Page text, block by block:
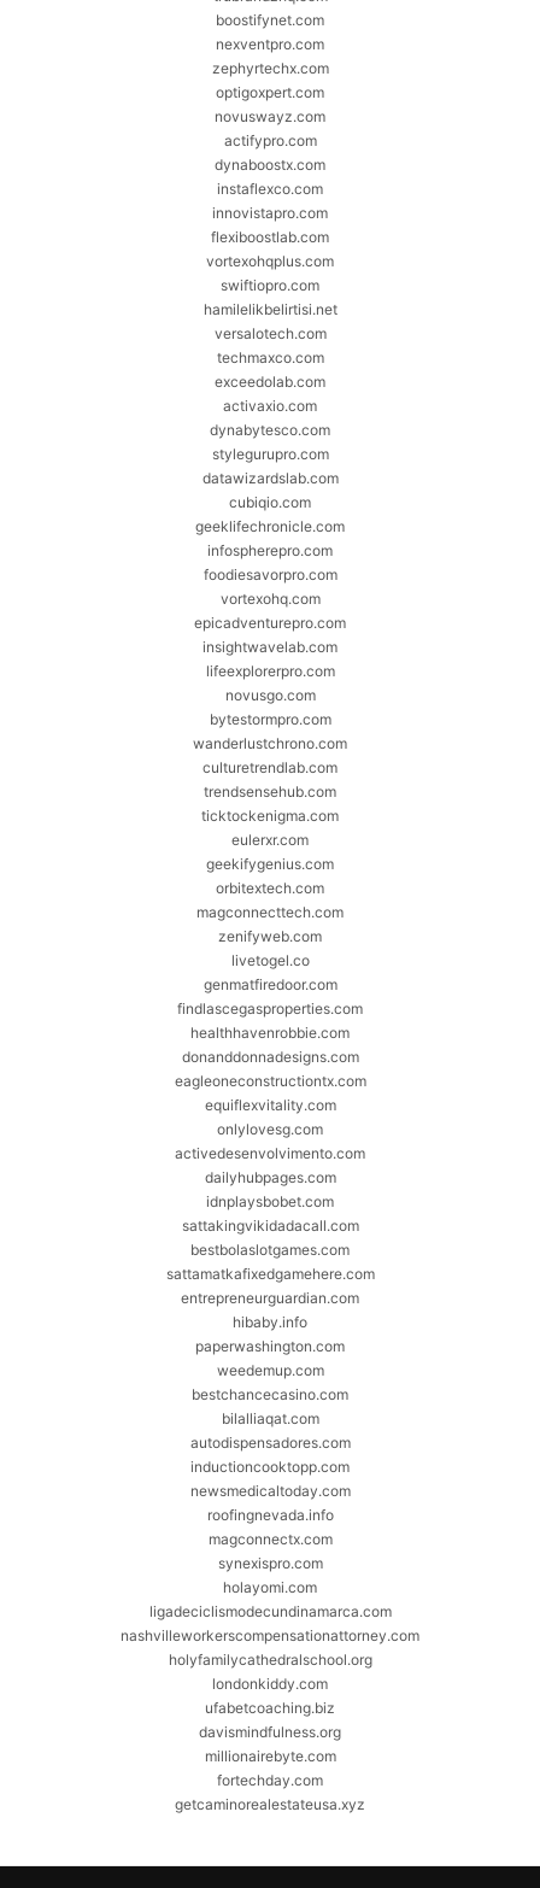
boostifynet.com
nexventpro.com
zephyrtechx.com
optigoxpert.com
novuswayz.com
actifypro.com
dynaboostx.com
instaflexco.com
innovistapro.com
flexiboostlab.com
vortexohqplus.com
swiftiopro.com
hamilelikbelirtisi.net
versalotech.com
techmaxco.com
exceedolab.com
activaxio.com
dynabytesco.com
stylegurupro.com
datawizardslab.com
cubiqio.com
geeklifechronicle.com
infospherepro.com
foodiesavorpro.com
vortexohq.com
epicadventurepro.com
insightwavelab.com
lifeexplorerpro.com
novusgo.com
bytestormpro.com
wanderlustchrono.com
culturetrendlab.com
trendsensehub.com
ticktockenigma.com
eulerxr.com
geekifygenius.com
orbitextech.com
magconnecttech.com
zenifyweb.com
livetogel.co
genmatfiredoor.com
findlascegasproperties.com
healthhavenrobbie.com
donanddonnadesigns.com
eagleoneconstructiontx.com
equiflexvitality.com
onlylovesg.com
activedesenvolvimento.com
dailyhubpages.com
idnplaysbobet.com
sattakingvikidadacall.com
bestbolaslotgames.com
sattamatkafixedgamehere.com
entrepreneurguardian.com
hibaby.info
paperwashington.com
weedemup.com
bestchancecasino.com
bilalliaqat.com
autodispensadores.com
inductioncooktopp.com
newsmedicaltoday.com
roofingnevada.info
magconnectx.com
synexispro.com
holayomi.com
ligadeciclismodecundinamarca.com
nashvilleworkerscompensationattorney.com
holyfamilycathedralschool.org
londonkiddy.com
ufabetcoaching.biz
davismindfulness.org
millionairebyte.com
fortechday.com
getcaminorealestateusa.xyz